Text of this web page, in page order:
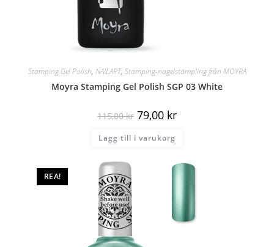
Stamping Gel Polish, NAILART, Stamping-nagelstämpling från MOYRA
Moyra Stamping Gel Polish SGP 03 White
115,00kr 79,00 kr
Lägg till i varukorg
REA!